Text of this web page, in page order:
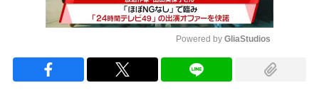
Powered by GliaStudios